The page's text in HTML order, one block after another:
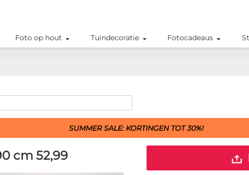
Foto op hout Tuindecoratie Fotocadeaus
SUMMER SALE: KORTINGEN TOT 30%!
cm 52,99